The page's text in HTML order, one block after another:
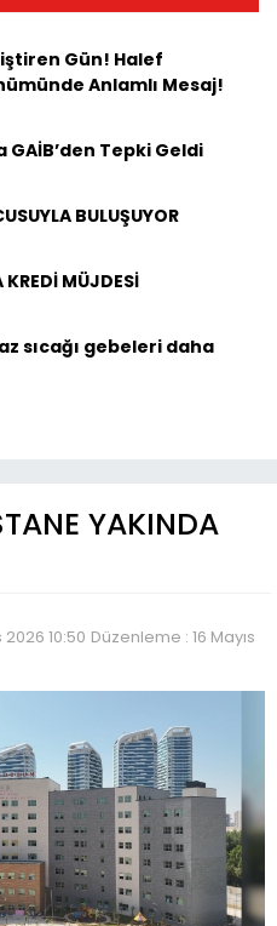
Gün! Halef
Anlamlı Mesaj!
GAİB’den Tepki Geldi
BULUŞUYOR
KREDİ MÜJDESİ
sıcağı gebeleri daha
YAKINDA
2026 10:50 Düzenleme : 16 Mayıs